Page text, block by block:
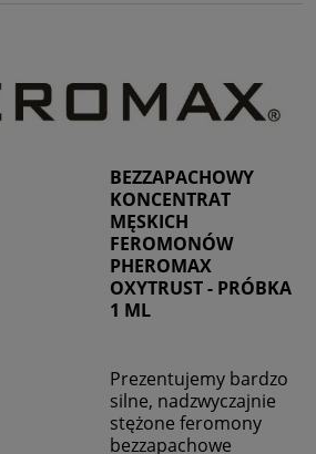
BEZZAPACHOWY
KONCENTRAT
MĘSKICH
FEROMONÓW
PHEROMAX
OXYTRUST- PRÓBKA
1 ML
Prezentujemy bardzo
silne, nadzwyczajnie
stężone feromony
bezzapachowe